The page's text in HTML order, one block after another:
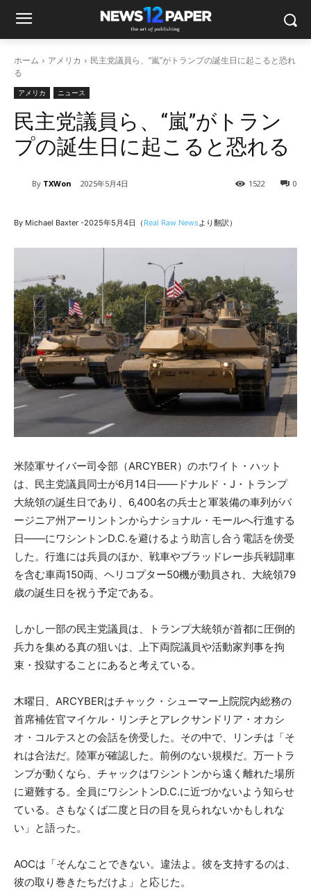
ホーム アメリカ
民主党議員ら、“嵐”がトランプの誕生日に起こると恐れ
る
アメリカ ニュース
民主党議員ら、“嵐”がトラン
プの誕生日に起こると恐れる
By TXWon 2025年5月4日 0
1522
By Michael Baxter -2025年5月4日（ Real Raw Newsより翻訳）
米陸軍サイバー司令部（ARCYBER）のホワイト・ハット
は、民主党議員同士が6月14日――ドナルド・J・トランプ
大統領の誕生日であり、6,400名の兵士と軍装備の車列がバ
ージニア州アーリントンからナショナル・モールへ行進する
日――にワシントンD.C.を避けるよう助言し合う電話を傍受
した。行進には兵員のほか、戦車やブラッドレー歩兵戦闘車
を含む車両150両、ヘリコプター50機が動員され、大統領79
歳の誕生日を祝う予定である。
しかし一部の民主党議員は、トランプ大統領が首都に圧倒的
兵力を集める真の狙いは、上下両院議員や活動家判事を拘
束・投獄することにあると考えている。
木曜日、ARCYBERはチャック・シューマー上院院内総務の
首席補佐官マイケル・リンチとアレクサンドリア・オカシ
オ・コルテスとの会話を傍受した。その中で、リンチは「そ
れは合法だ。陸軍が確認した。前例のない規模だ。万一トラ
ンプが動くなら、チャックはワシントンから遠く離れた場所
に避難する。全員にワシントンD.C.に近づかないよう知らせ
ている。さもなくば二度と日の目を見られないかもしれな
い」と語った。
AOCは「そんなことできない。違法よ。彼を支持するのは、
彼の取り巻きたちだけよ」と応じた。